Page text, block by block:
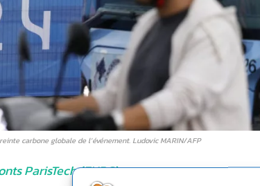
carbone globale de l’événement. Ludovic MARIN/AFP
ParisTech (ENPC)